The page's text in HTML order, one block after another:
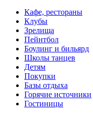
Кафе, рестораны
Клубы
Зрелища
Пейнтбол
Боулинг и бильярд
Школы танцев
Детям
Покупки
Базы отдыха
Горячие источники
Гостиницы